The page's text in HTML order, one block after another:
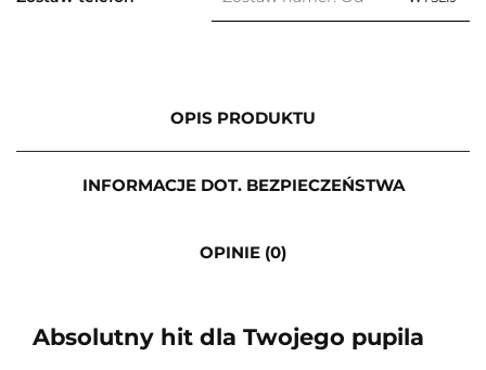
OPIS PRODUKTU
INFORMACJE DOT. BEZPIECZEŃSTWA
OPINIE (0)
Absolutny hit dla Twojego pupila